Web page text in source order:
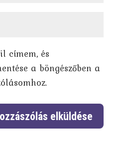
címem, és
a böngészőben a